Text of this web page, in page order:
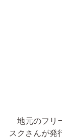
地元のフリ
スクさんが発